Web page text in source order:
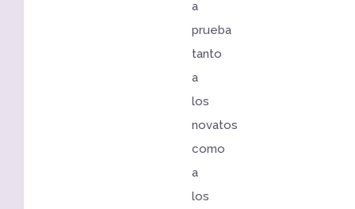
a
prueba
tanto
a
los
novatos
como
a
los